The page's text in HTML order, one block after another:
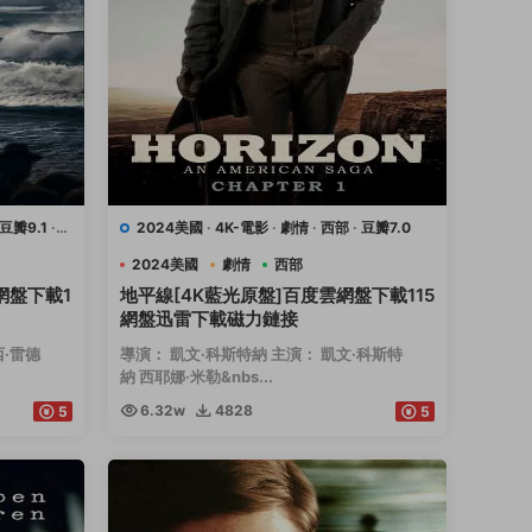
豆瓣9.1 ·
盤下載1
雷德
5
2024美國 · 4K-電影 · 劇情 · 西部 · 豆瓣7.0
2024美國 劇情 西部
地平線[4K藍光原盤]百度雲網盤下載115
網盤迅雷下載磁力鏈接
導演： 凱文·科斯特納 主演： 凱文·科斯特
納 西耶娜·米勒&nbs...
6.32w 4828 5